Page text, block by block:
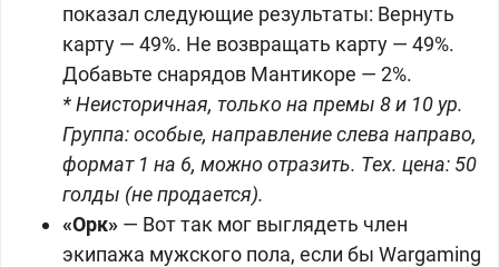
показал следующие результаты: Вернуть
карту — 49%. Не возвращать карту — 49%.
Добавьте снарядов Мантикоре — 2%.
* Неисторичная, только на премы 8 и 10 ур.
Группа: особые, направление слева направо,
формат 1 на 6, можно отразить. Тех. цена: 50
голды (не продается).
«Орк» — Вот так мог выглядеть член
экипажа мужского пола, если бы Wargaming